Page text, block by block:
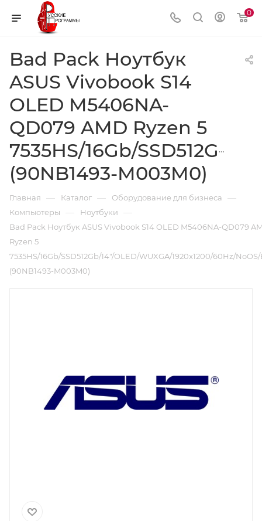
0
Bad Pack Ноутбук
ASUS Vivobook S14
OLED M5406NA-
QD079 AMD Ryzen 5
7535HS/16Gb/SSD512Gb/
(90NB1493-M003M0)
Главная — Каталог — Оборудование для бизнеса —
Компьютеры — Ноутбуки —
Bad Pack Ноутбук ASUS Vivobook S14 OLED M5406NA-QD079
Ryzen 5
7535HS/16Gb/SSD512Gb/14"/OLED/WUXGA/1920x1200/60Hz/
(90NB1493-M003M0)